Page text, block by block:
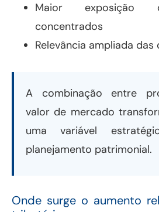
Maior exposição
concentrados
Relevância ampliada
A combinação entre
valor de mercado
uma variável
planejamento patrimonial.
Onde surge o aumento